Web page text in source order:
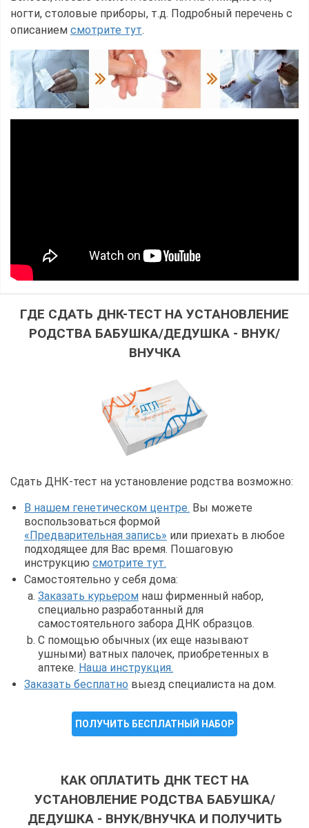
ногти, столовые приборы, т.д. Подробный перечень с
описанием смотрите тут.
ГДЕ СДАТЬ ДНК-ТЕСТ НА УСТАНОВЛЕНИЕ
РОДСТВА БАБУШКА/ДЕДУШКА - ВНУК/
ВНУЧКА
Сдать ДНК-тест на установление родства возможно:
В нашем генетическом центре. Вы можете
воспользоваться формой
«Предварительная запись» или приехать в любое
подходящее для Вас время. Пошаговую
инструкцию смотрите тут.
Самостоятельно у себя дома:
Заказать курьером наш фирменный набор,
специально разработанный для
самостоятельного забора ДНК образцов.
С помощью обычных (их еще называют
ушными) ватных палочек, приобретенных в
аптеке. Наша инструкция.
Заказать бесплатно выезд специалиста на дом.
ПОЛУЧИТЬ БЕСПЛАТНЫЙ НАБОР
КАК ОПЛАТИТЬ ДНК ТЕСТ НА
УСТАНОВЛЕНИЕ РОДСТВА БАБУШКА/
ДЕДУШКА - ВНУК/ВНУЧКА И ПОЛУЧИТЬ